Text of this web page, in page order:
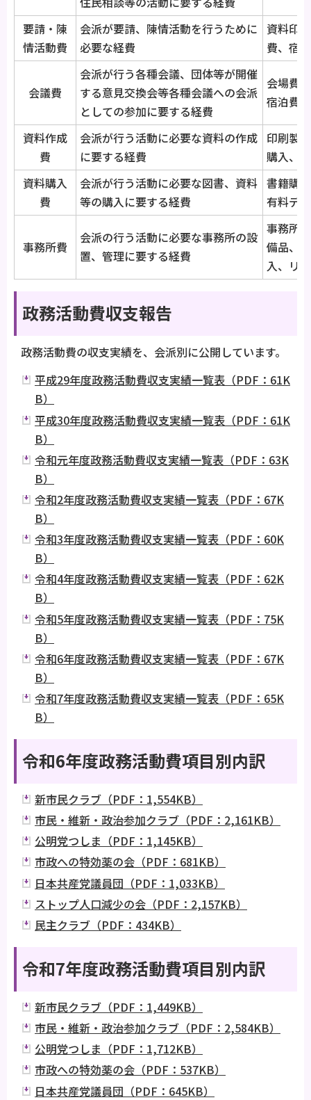
要請・陳
情活動費
会派が要請、陳情活動を行うために
必要な経費
資料印
費、宿
会議費
会派が行う各種会議、団体等が開催
する意見交換会等各種会議への会派
としての参加に要する経費
会場費
宿泊費
資料作成
費
会派が行う活動に必要な資料の作成
に要する経費
印刷製
購入、
資料購入
費
会派が行う活動に必要な図書、資料
等の購入に要する経費
書籍購
有料デ
事務所費
会派の行う活動に必要な事務所の設
置、管理に要する経費
事務所
備品、
入、リ
政務活動費収支報告
政務活動費の収支実績を、会派別に公開しています。
平成29年度政務活動費収支実績一覧表（PDF：61K
B）
平成30年度政務活動費収支実績一覧表（PDF：61K
B）
令和元年度政務活動費収支実績一覧表（PDF：63K
B）
令和2年度政務活動費収支実績一覧表（PDF：67K
B）
令和3年度政務活動費収支実績一覧表（PDF：60K
B）
令和4年度政務活動費収支実績一覧表（PDF：62K
B）
令和5年度政務活動費収支実績一覧表（PDF：75K
B）
令和6年度政務活動費収支実績一覧表（PDF：67K
B）
令和7年度政務活動費収支実績一覧表（PDF：65K
B）
令和6年度政務活動費項目別内訳
新市民クラブ（PDF：1,554KB）
市民・維新・政治参加クラブ（PDF：2,161KB）
公明党つしま（PDF：1,145KB）
市政への特効薬の会（PDF：681KB）
日本共産党議員団（PDF：1,033KB）
ストップ人口減少の会（PDF：2,157KB）
民主クラブ（PDF：434KB）
令和7年度政務活動費項目別内訳
新市民クラブ（PDF：1,449KB）
市民・維新・政治参加クラブ（PDF：2,584KB）
公明党つしま（PDF：1,712KB）
市政への特効薬の会（PDF：537KB）
日本共産党議員団（PDF：645KB）